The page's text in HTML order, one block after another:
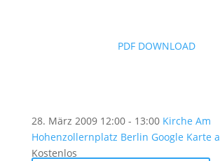
PDF DOWNLOAD
28. März 2009 12:00 - 13:00 Kirche Am
Hohenzollernplatz Berlin Google Karte
Kostenlos